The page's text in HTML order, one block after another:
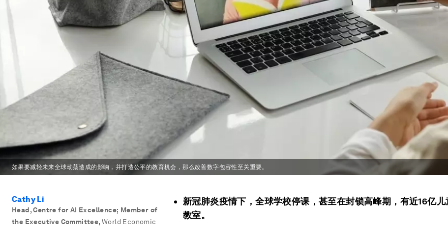
如果要减轻未来全球动荡造成的影响，并打造公平的教育机会，那么改善数字包容性至关重要。
Cathy Li
Head, Centre for AI Excellence; Member of
the Executive Committee, World Economic
新冠肺炎疫情下，全球学校停课，甚至在封锁高峰期，有近16亿儿
教室。